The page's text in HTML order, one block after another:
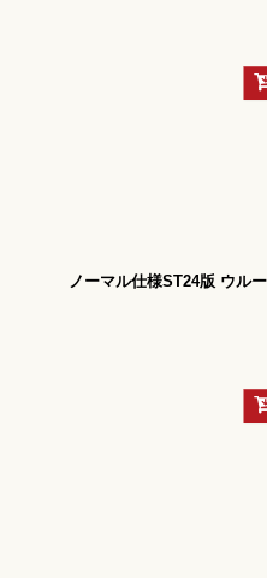
ノーマル仕様ST24版 ウルー